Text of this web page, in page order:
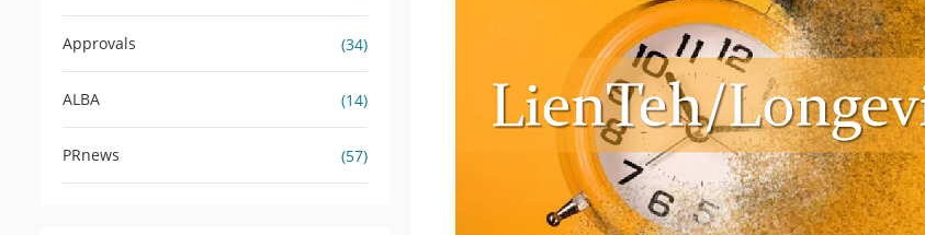
Approvals (34)
ALBA (14)
PRnews (57)